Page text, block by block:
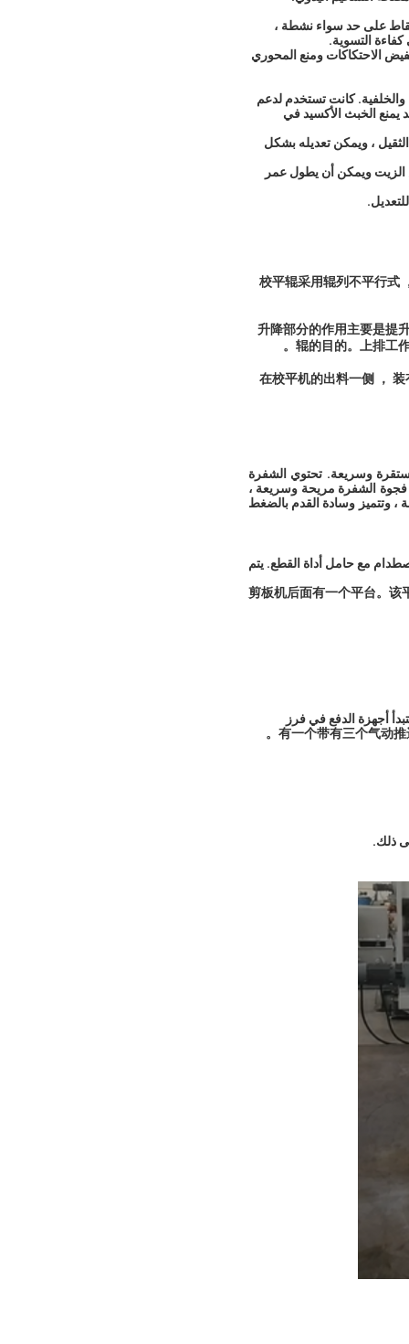
على حد سواء نشطة ،
التسوية.
الاحتكاكات ومنع المحوري
والخلفية. كانت تستخدم لدعم
يمنع الخبث الأكسيد في
، ويمكن تعديله بشكل
ويمكن أن يطول عمر
校平辊采用辊列不平行式
升降部分的作用主要是提
辊的目的。上排工
在校平机的出料一侧 ，
وسريعة. تحتوي الشفرة
فجوة الشفرة مريحة وسريعة ،
، وتتميز وسادة القدم بالضغط
مع حامل أداة القطع. يتم
剪板机后面有一个平台。该
أجهزة الدفع في فرز
ذلك.